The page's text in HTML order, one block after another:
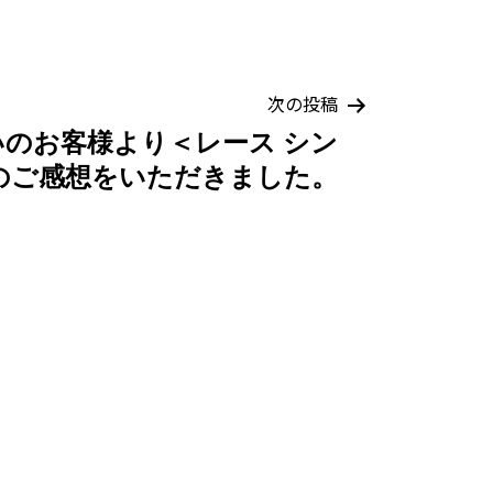
次の投稿
お客様より＜レース シン
ご感想をいただきました。